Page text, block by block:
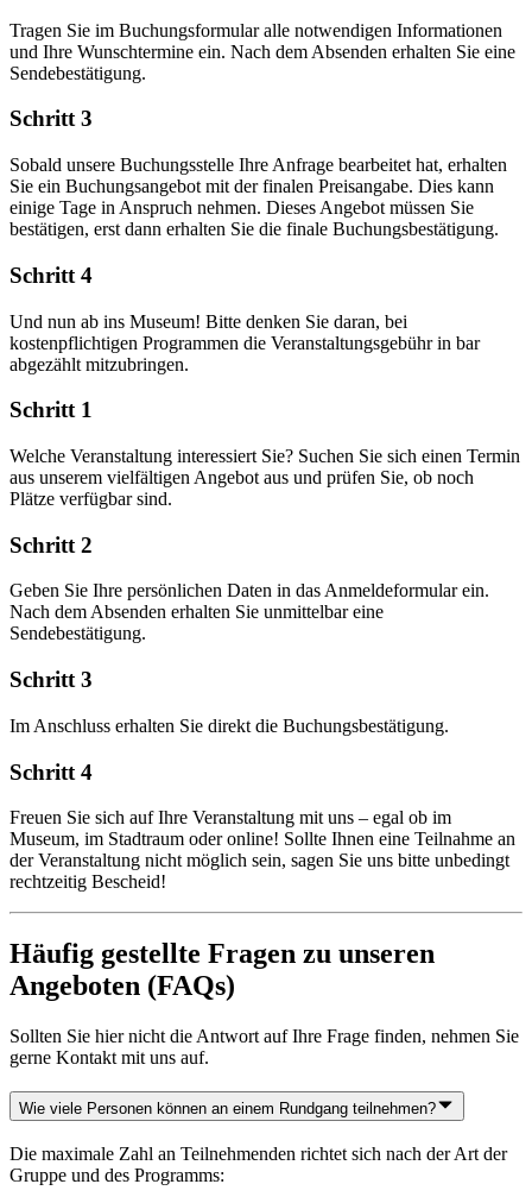
Tragen Sie im Buchungsformular alle notwendigen Informationen
und Ihre Wunschtermine ein. Nach dem Absenden erhalten Sie eine
Sendebestätigung.
Schritt 3
Sobald unsere Buchungsstelle Ihre Anfrage bearbeitet hat, erhalten
Sie ein Buchungsangebot mit der finalen Preisangabe. Dies kann
einige Tage in Anspruch nehmen. Dieses Angebot müssen Sie
bestätigen, erst dann erhalten Sie die finale Buchungsbestätigung.
Schritt 4
Und nun ab ins Museum! Bitte denken Sie daran, bei
kostenpflichtigen Programmen die Veranstaltungsgebühr in bar
abgezählt mitzubringen.
Schritt 1
Welche Veranstaltung interessiert Sie? Suchen Sie sich einen Termin
aus unserem vielfältigen Angebot aus und prüfen Sie, ob noch
Plätze verfügbar sind.
Schritt 2
Geben Sie Ihre persönlichen Daten in das Anmeldeformular ein.
Nach dem Absenden erhalten Sie unmittelbar eine
Sendebestätigung.
Schritt 3
Im Anschluss erhalten Sie direkt die Buchungsbestätigung.
Schritt 4
Freuen Sie sich auf Ihre Veranstaltung mit uns – egal ob im
Museum, im Stadtraum oder online! Sollte Ihnen eine Teilnahme an
der Veranstaltung nicht möglich sein, sagen Sie uns bitte unbedingt
rechtzeitig Bescheid!
Häufig gestellte Fragen zu unseren
Angeboten (FAQs)
Sollten Sie hier nicht die Antwort auf Ihre Frage finden, nehmen Sie
gerne Kontakt mit uns auf.
Wie viele Personen können an einem Rundgang teilnehmen?
Die maximale Zahl an Teilnehmenden richtet sich nach der Art der
Gruppe und des Programms: